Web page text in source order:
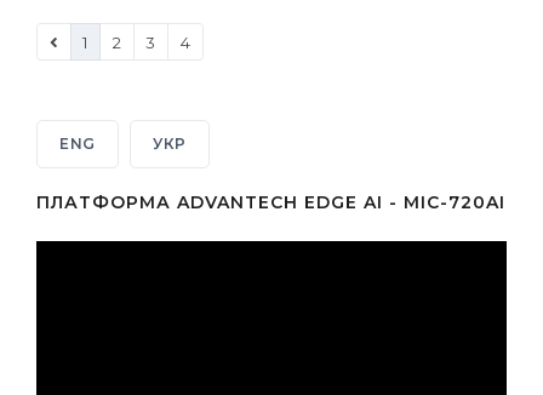
1 2 3 4
ENG УКР
ПЛАТФОРМА ADVANTECH EDGE AI - MIC-720AI